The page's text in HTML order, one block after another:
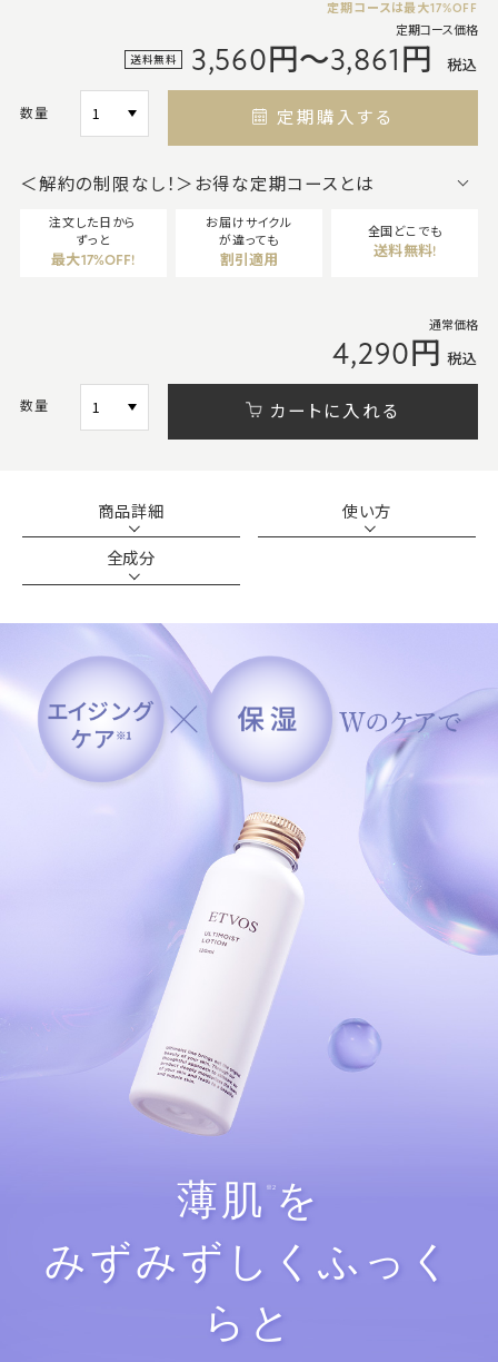
定期コース価格
送料無料 3,560円～3,861円 税込
定期コースは最大17%OFF
定期購入する
数量
＜解約の制限なし！＞お得な定期コースとは
注文した日から
ずっと
最大17%OFF!
お届けサイクル
が違っても
割引適用
全国どこでも
送料無料!
通常価格
4,290円 税込
カートに入れる
数量
商品詳細 使い方
全成分
薄肌 ※2
を
みずみずしくふっく
らと